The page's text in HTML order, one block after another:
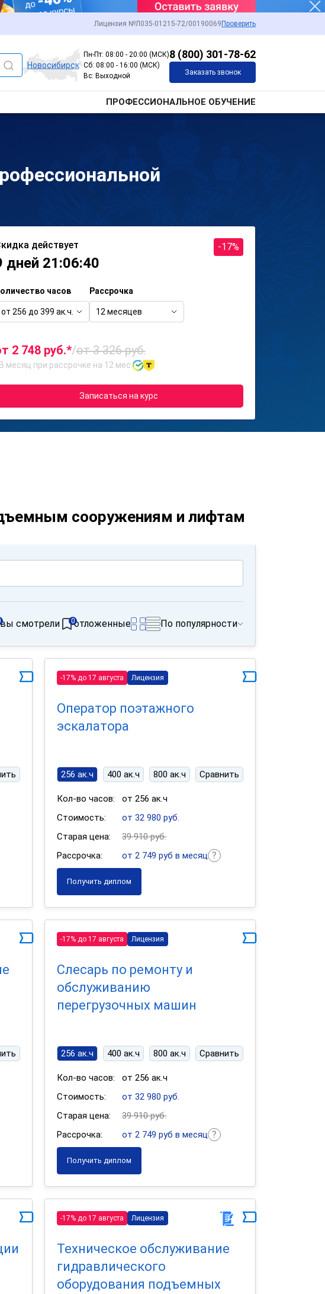
Лицензия №Л035-01215-72/00190069 Проверить
Новосибирск
Пн-Пт: 08:00 - 20:00 (МСК)
Сб: 08:00 - 16:00 (МСК)
Вс: Выходной
8 (800) 301-78-62
Заказать звонок
ПРОФЕССИОНАЛЬНОЕ ОБУЧЕНИЕ
действует
дней 21:06:40
-17%
часов
от 256 до 399 ак.ч.
Рассрочка
12 месяцев
2 748 руб.*/от 3 326 руб.
месяц при рассрочке на 12 мес.
Записаться на курс
сооружениям и лифтам
вы смотрели отложенные
0 По популярности
-17% до 17 августа Лицензия
Оператор поэтажного
эскалатора
256 ак.ч 400 ак.ч 800 ак.ч Сравнить
Кол-во часов:
от 256 ак.ч
Стоимость:
от 32 980 руб.
Старая цена:
39 910 руб.
Рассрочка:
от 2 749 руб в месяц
Получить диплом
-17% до 17 августа Лицензия
Слесарь по ремонту и
обслуживанию
перегрузочных машин
256 ак.ч 400 ак.ч 800 ак.ч Сравнить
Кол-во часов:
от 256 ак.ч
Стоимость:
от 32 980 руб.
Старая цена:
39 910 руб.
Рассрочка:
от 2 749 руб в месяц
Получить диплом
-17% до 17 августа Лицензия
Техническое обслуживание
гидравлического
оборудования подъемных